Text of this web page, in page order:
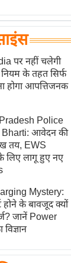
पर नहीं चलेगी
के तहत सिर्फ
होगा आपत्तिजनक
Police
आवेदन की
तय, EWS
लिए लागू हुए नए
Mystery:
होने के बावजूद क्यों
जानें Power